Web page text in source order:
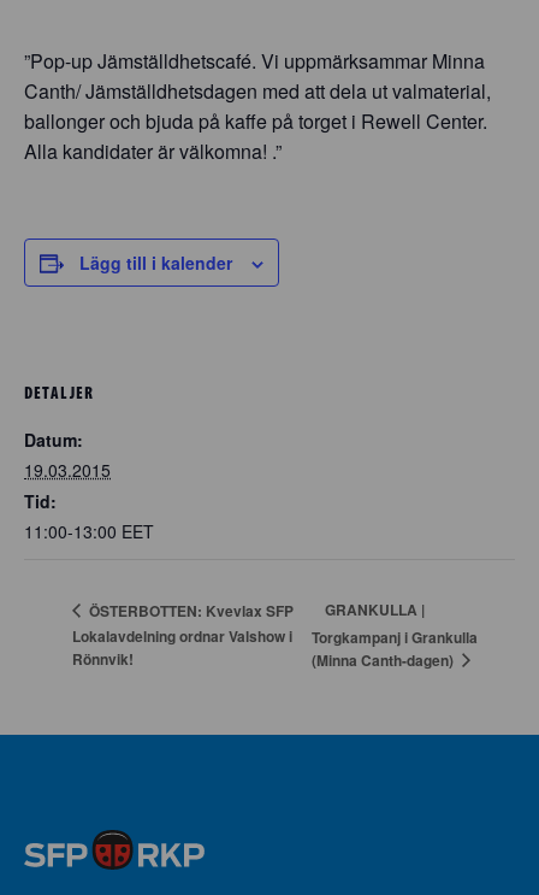
”Pop-up Jämställdhetscafé. Vi uppmärksammar Minna
Canth/ Jämställdhetsdagen med att dela ut valmaterial,
ballonger och bjuda på kaffe på torget i Rewell Center.
Alla kandidater är välkomna! .”
Lägg till i kalender
DETALJER
Datum:
19.03.2015
Tid:
11:00-13:00 EET
ÖSTERBOTTEN: Kvevlax SFP
Lokalavdelning ordnar Valshow i
Rönnvik!
GRANKULLA |
Torgkampanj i Grankulla
(Minna Canth-dagen)